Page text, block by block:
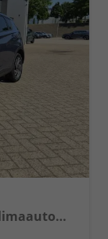
Trend 1.0 T-GDI 90PS Automatik Klimaautomatik Rückf.Kamera Parksensoren Sitzheizung Lenkradheizung Bluetooth Touchscreen Tempomat Apple CarPlay + Android Auto 16"LM